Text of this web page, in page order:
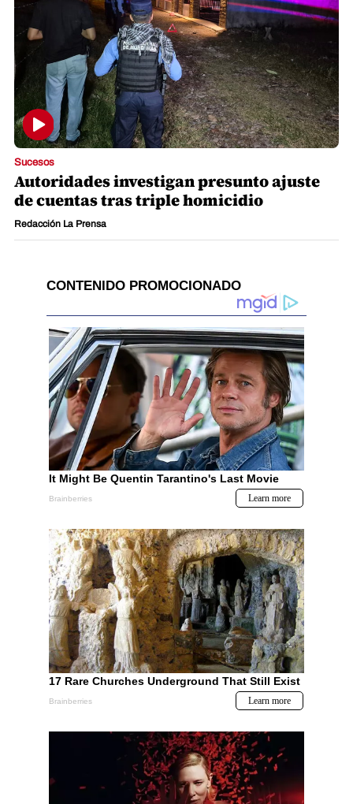
Sucesos
Autoridades investigan presunto ajuste
de cuentas tras triple homicidio
Redacción La Prensa